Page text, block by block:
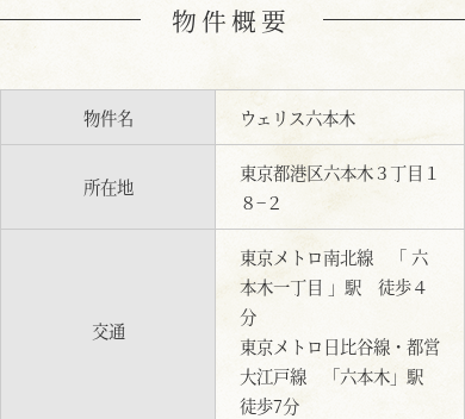
物件概要
物件名 ウェリス六本木
所在地
東京都港区六本木３丁目１
８−２
交通
東京メトロ南北線 「 六
本木一丁目 」駅 徒歩４
分
東京メトロ日比谷線・都営
大江戸線 「六本木」駅
徒歩7分